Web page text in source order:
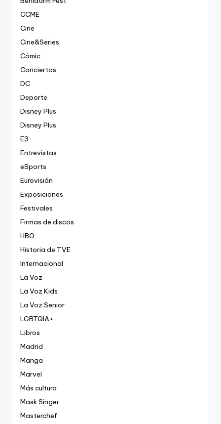
CCME
Cine
Cine&Series
Cómic
Conciertos
DC
Deporte
Disney Plus
Disney Plus
E3
Entrevistas
eSports
Eurovisión
Exposiciones
Festivales
Firmas de discos
HBO
Historia de TVE
Internacional
La Voz
La Voz Kids
La Voz Senior
LGBTQIA+
Libros
Madrid
Manga
Marvel
Más cultura
Mask Singer
Masterchef